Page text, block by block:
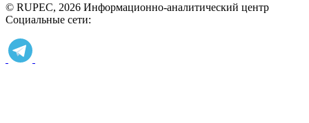
© RUPEC, 2026 Информационно-аналитический центр
Социальные сети: